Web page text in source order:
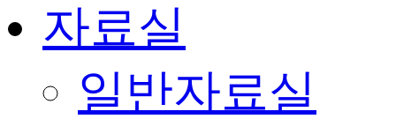
자료실
일반자료실